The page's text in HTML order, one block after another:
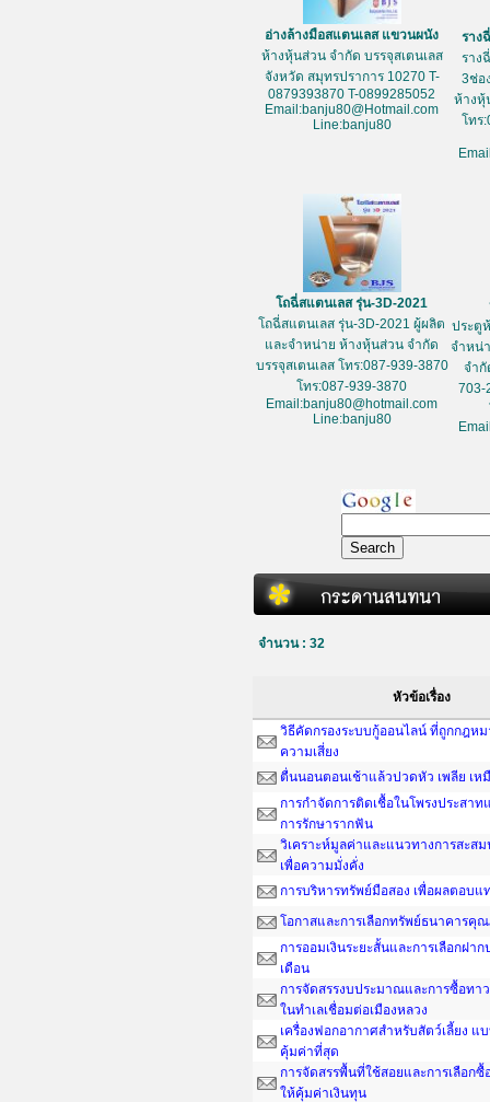
อ่างล้างมือสแตนเลส แขวนผนัง
ห้างหุ้นส่วน จำกัด บรรจุสเตนเลส
จังหวัด สมุทรปราการ 10270 T-
0879393870 T-0899285052
Email:banju80@Hotmail.com
Line:banju80
ราง
ราง
3ช่อ
ห้างหุ้
โทร
โถฉี่สแตนเลส รุ่น-3D-2021
โถฉี่สแตนเลส รุ่น-3D-2021 ผู้ผลิต
และจำหน่าย ห้างหุ้นส่วน จำกัด
บรรจุสเตนเลส โทร:087-939-3870
โทร:087-939-3870
Email:banju80@hotmail.com
Line:banju80
ประตู
จำหน่
จำกั
703-
จำนวน : 32
หัวข้อเรื่อง
วิธีคัดกรองระบบกู้ออนไลน์ ที่ถูกกฎหม
ความเสี่ยง
ตื่นนอนตอนเช้าแล้วปวดหัว เพลีย เห
การกำจัดการติดเชื้อในโพรงประสา
การรักษารากฟัน
วิเคราะห์มูลค่าและแนวทางการสะส
เพื่อความมั่งคั่ง
การบริหารทรัพย์มือสอง เพื่อผลตอบแ
โอกาสและการเลือกทรัพย์ธนาคารคุ
การออมเงินระยะสั้นและการเลือกฝาก
เดือน
การจัดสรรงบประมาณและการซื้อทา
ในทำเลเชื่อมต่อเมืองหลวง
เครื่องฟอกอากาศสำหรับสัตว์เลี้ยง แ
คุ้มค่าที่สุด
การจัดสรรพื้นที่ใช้สอยและการเลือก
ให้คุ้มค่าเงินทุน